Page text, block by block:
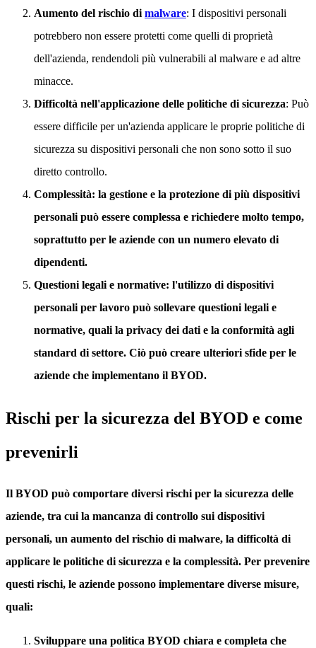
Aumento del rischio di malware: I dispositivi personali
potrebbero non essere protetti come quelli di proprietà
dell'azienda, rendendoli più vulnerabili al malware e ad altre
minacce.
Difficoltà nell'applicazione delle politiche di sicurezza: Può
essere difficile per un'azienda applicare le proprie politiche di
sicurezza su dispositivi personali che non sono sotto il suo
diretto controllo.
Complessità: la gestione e la protezione di più dispositivi
personali può essere complessa e richiedere molto tempo,
soprattutto per le aziende con un numero elevato di
dipendenti.
Questioni legali e normative: l'utilizzo di dispositivi
personali per lavoro può sollevare questioni legali e
normative, quali la privacy dei dati e la conformità agli
standard di settore. Ciò può creare ulteriori sfide per le
aziende che implementano il BYOD.
Rischi per la sicurezza del BYOD e come
prevenirli
Il BYOD può comportare diversi rischi per la sicurezza delle
aziende, tra cui la mancanza di controllo sui dispositivi
personali, un aumento del rischio di malware, la difficoltà di
applicare le politiche di sicurezza e la complessità. Per prevenire
questi rischi, le aziende possono implementare diverse misure,
quali:
Sviluppare una politica BYOD chiara e completa che